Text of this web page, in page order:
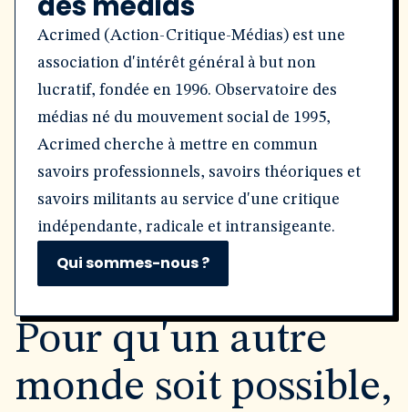
Acrimed (Action-Critique-Médias) est une
association d'intérêt général à but non
lucratif, fondée en 1996. Observatoire des
médias né du mouvement social de 1995,
Acrimed cherche à mettre en commun
savoirs professionnels, savoirs théoriques et
savoirs militants au service d'une critique
indépendante, radicale et intransigeante.
Qui sommes-nous ?
Pour qu'un autre
monde soit possible,